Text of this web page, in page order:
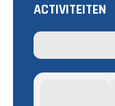
ACTIVITEITEN